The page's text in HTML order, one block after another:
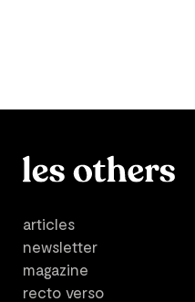
articles
newsletter
magazine
recto verso